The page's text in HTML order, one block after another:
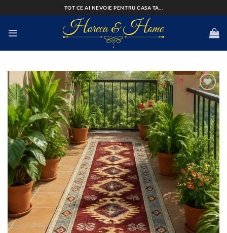
to
TOT CE AI NEVOIE PENTRU CASA TA...
Add to
wishlist